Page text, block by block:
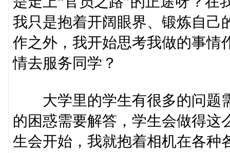
我只是抱着开阔眼界、锻炼自己
作之外，我开始思考我做的事情
情去服务同学？
大学里的学生有很多的问题
的困惑需要解答，学生会做得这
生会开始，我就抱着相机在各种